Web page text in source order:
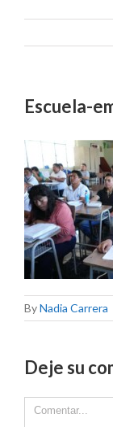
Escuela-
ByNadia Carrera
Deje su
Comment